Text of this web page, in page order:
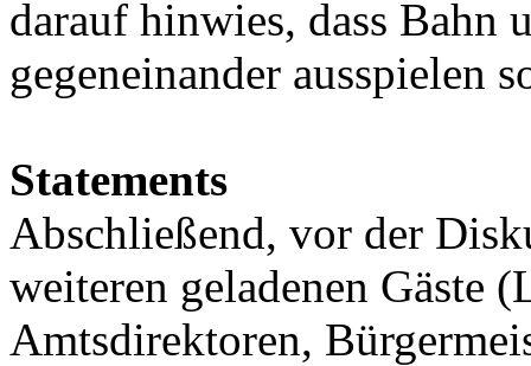
darauf hinwies, dass Bahn
gegeneinander ausspielen
Statements
Abschließend, vor der
weiteren geladenen Gäste
Amtsdirektoren,